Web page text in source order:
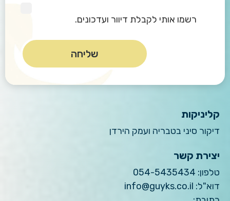
רשמו אותי לקבלת דיוור ועדכונים.
קליניקות
דיקור סיני בטבריה ועמק הירדן
יצירת קשר
טלפון: 054-5435434
דוא"ל: info@guyks.co.il